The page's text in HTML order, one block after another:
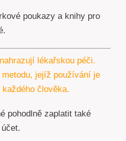
poukazy a knihy pro
lékařskou péči.
jejíž používání je
člověka.
pohodlně zaplatit také